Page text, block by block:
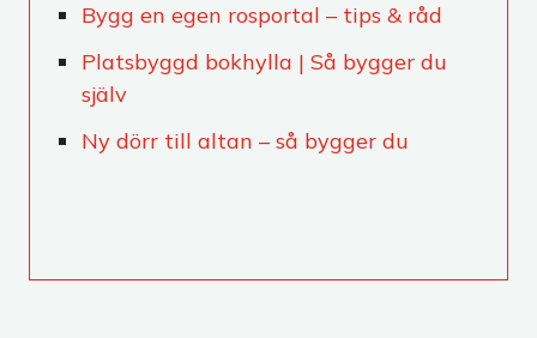
Bygg en egen rosportal – tips & råd
Platsbyggd bokhylla | Så bygger du
själv
Ny dörr till altan – så bygger du